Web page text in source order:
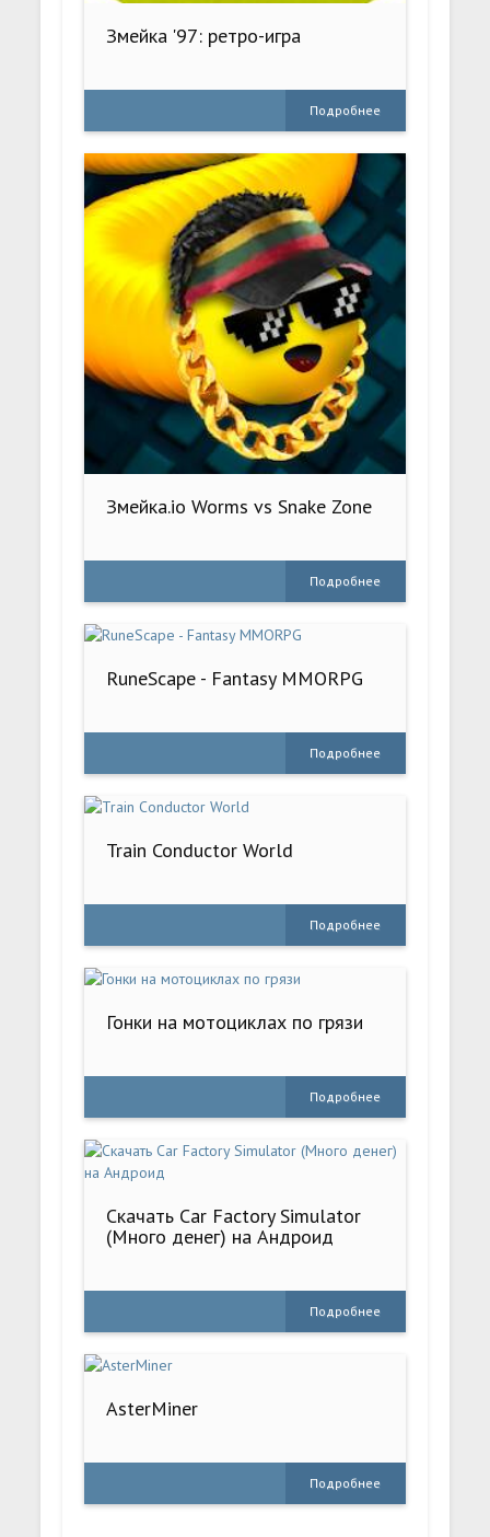
Змейка '97: ретро-игра
Подробнее
Змейка.io Worms vs Snake Zone
Подробнее
RuneScape - Fantasy MMORPG
Подробнее
Train Conductor World
Подробнее
Гонки на мотоциклах по грязи
Подробнее
Скачать Car Factory Simulator
(Много денег) на Андроид
Подробнее
AsterMiner
Подробнее